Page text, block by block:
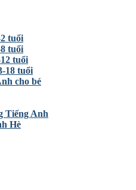
tuổi
tuổi
tuổi
18 tuổi
cho bé
Tiếng Anh
Hè